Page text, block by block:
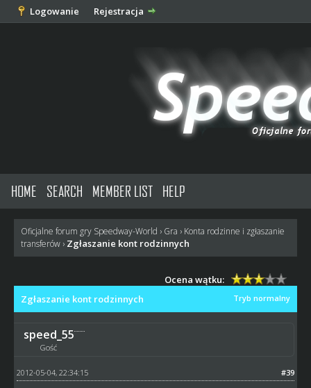
Logowanie Rejestracja
HOME SEARCH MEMBER LIST HELP
Oficjalne forum gry Speedway-World › Gra › Konta rodzinne i zgłaszanie
transferów › Zgłaszanie kont rodzinnych
Ocena wątku:
Tryb normalny
Zgłaszanie kont rodzinnych
speed_55
Gość
#39
2012-05-04, 22:34:15